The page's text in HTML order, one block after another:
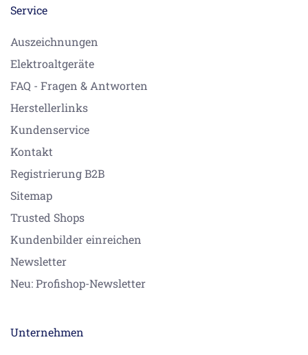
Service
Auszeichnungen
Elektroaltgeräte
FAQ - Fragen & Antworten
Herstellerlinks
Kundenservice
Kontakt
Registrierung B2B
Sitemap
Trusted Shops
Kundenbilder einreichen
Newsletter
Neu: Profishop-Newsletter
Unternehmen